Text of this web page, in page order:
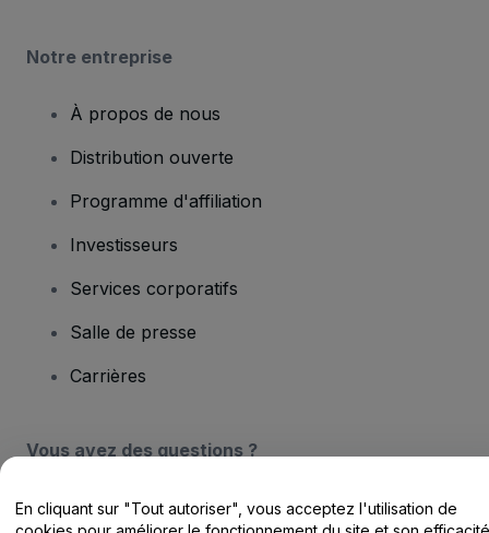
Notre entreprise
À propos de nous
Distribution ouverte
Programme d'affiliation
Investisseurs
Services corporatifs
Salle de presse
Carrières
Vous avez des questions ?
Centre d'assistance / Nous contacter
En cliquant sur "Tout autoriser", vous acceptez l'utilisation de